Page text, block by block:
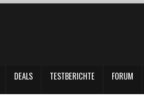
DEALS TESTBERICHTE FORUM